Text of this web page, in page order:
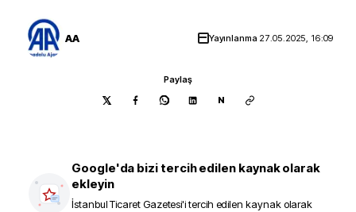
AA Yayınlanma 27.05.2025, 16:09
Paylaş
N
Google'da bizi tercih edilen kaynak olarak
ekleyin
İstanbul Ticaret Gazetesi'i tercih edilen kaynak olarak